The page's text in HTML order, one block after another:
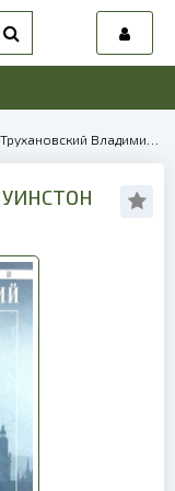
Владимир – Уинстон Черчилль | 40063